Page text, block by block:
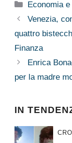
Categorie
Economia
Venezia,
quattro
Finanza
Enrica
per la madre
IN